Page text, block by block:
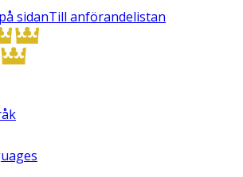
sidanTill anförandelistan